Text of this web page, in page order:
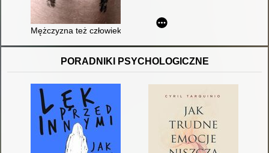
Mężczyzna też człowiek
PORADNIKI PSYCHOLOGICZNE